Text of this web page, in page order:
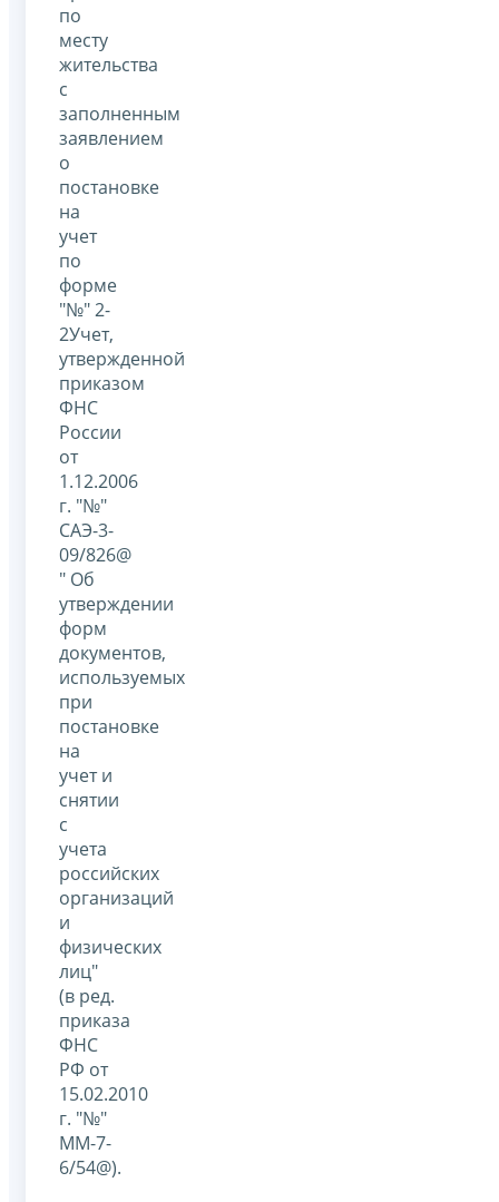
по
месту
жительства
с
заполненным
заявлением
о
постановке
на
учет
по
форме
"№" 2-
2Учет,
утвержденной
приказом
ФНС
России
от
1.12.2006
г. "№"
САЭ-3-
09/826@
" Об
утверждении
форм
документов,
используемых
при
постановке
на
учет и
снятии
с
учета
российских
организаций
и
физических
лиц"
(в ред.
приказа
ФНС
РФ от
15.02.2010
г. "№"
ММ-7-
6/54@).